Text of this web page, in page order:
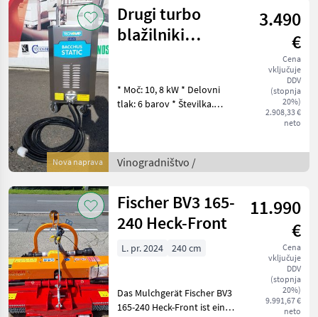
Nova naprava
Drugi turbo
blažilniki
3.490
€
Cena
vključuje
DDV
(stopnja
20%)
2.908,33 €
neto
* Moč: 10, 8 kW * Delovni
tlak: 6 barov * Številka.
nerjaveče jeklo AISI 304 *
Napa
Vinogradništvo /
Fischer BV3 165-
240 Heck-Front
11.990
€
Cena
vključuje
DDV
(stopnja
20%)
9.991,67 €
neto
L. pr. 2024 240 cm
Das Mulchgerät Fischer BV3
165-240 Heck-Front ist ein